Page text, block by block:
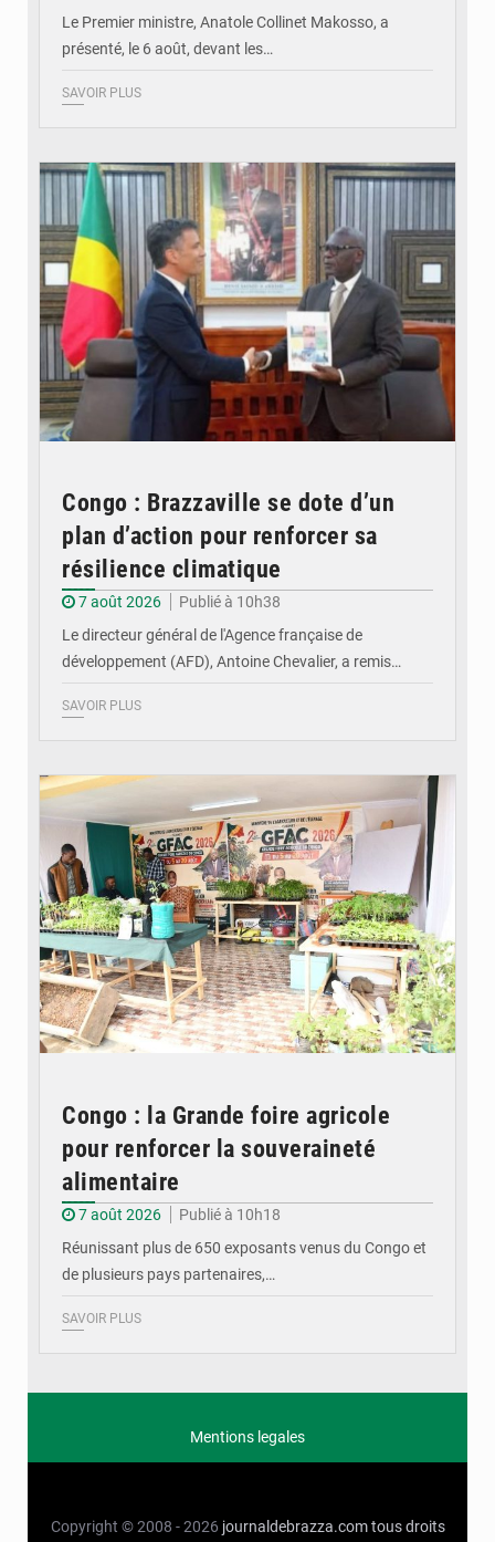
Le Premier ministre, Anatole Collinet Makosso, a
présenté, le 6 août, devant les…
SAVOIR PLUS
Congo : Brazzaville se dote d’un
plan d’action pour renforcer sa
résilience climatique
7 août 2026
Publié à 10h38
Le directeur général de l'Agence française de
développement (AFD), Antoine Chevalier, a remis…
SAVOIR PLUS
Congo : la Grande foire agricole
pour renforcer la souveraineté
alimentaire
7 août 2026
Publié à 10h18
Réunissant plus de 650 exposants venus du Congo et
de plusieurs pays partenaires,…
SAVOIR PLUS
Mentions legales
Copyright © 2008 - 2026 journaldebrazza.com tous droits